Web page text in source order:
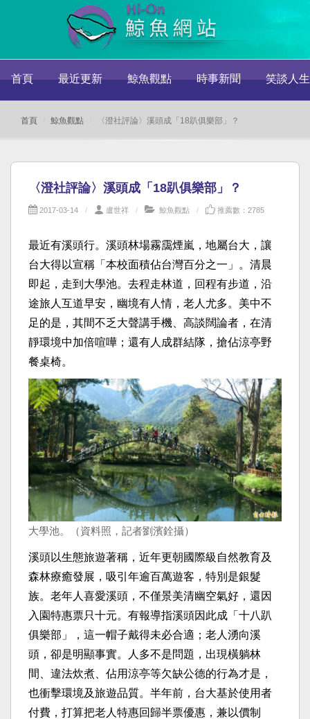
首頁 最近更新 鯨魚觀點 時事新聞 笑談人生
首頁 鯨魚觀點 〈澄社評論〉溪頭成「18趴俱樂部」？
〈澄社評論〉溪頭成「18趴俱樂部」？
2017-03-14 盧世祥 鯨魚觀點 推薦數：2785
最近有溪頭行。溪頭林場霧靄煙嵐，地屬台大，讓
台大得以宣稱「本校面積佔台灣百分之一」。清晨
即起，走到大學池。去程走林道，回程有步道，沿
途旅人互道早安，幽境有人情，老人尤多。美中不
足的是，其間不乏大聲講手機、高談闊論者，在清
靜環境中加倍喧嘩；還有人成群結隊，搶佔涼亭野
餐桌椅。
大學池。（資料照，記者劉濱銓攝）
溪頭以生態旅遊著稱，近年更朝國際級自然教育及
森林療癒發展，吸引年逾百萬遊客，特別是銀髮
族。老年人喜愛溪頭，不僅景美清幽空氣好，還因
入園特惠票只十元。有報導指溪頭因此成「十八趴
俱樂部」，這一帽子戴得未必合適；老人湧向溪
頭，卻是明顯事實。人多不是問題，出現橫躺林
間、違法炊煮、佔用涼亭等欠缺公德的行為才是，
也衝擊環境及旅遊品質。半年前，台大基於使用者
付費，打算把老人特惠回歸半票優惠，兼以價制